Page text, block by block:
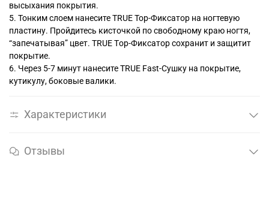
высыхания покрытия.
5. Тонким слоем нанесите TRUE Top-Фиксатор на ногтевую
пластину. Пройдитесь кисточкой по свободному краю ногтя,
“запечатывая” цвет. TRUE Tоp-Фиксатор сохранит и защитит
покрытие.
6. Через 5-7 минут нанесите TRUE Fast-Сушку на покрытие,
кутикулу, боковые валики.
Характеристики
Отзывы